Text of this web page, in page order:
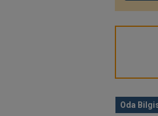
Oda